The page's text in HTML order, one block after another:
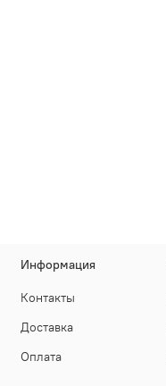
Информация
Контакты
Доставка
Оплата